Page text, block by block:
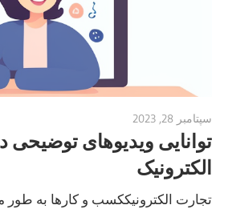
سپتامبر 28, 2023
توانایی ویدیوهای توضیحی
الکترونیک
تجارت الکترونیککسب و کارها به طور